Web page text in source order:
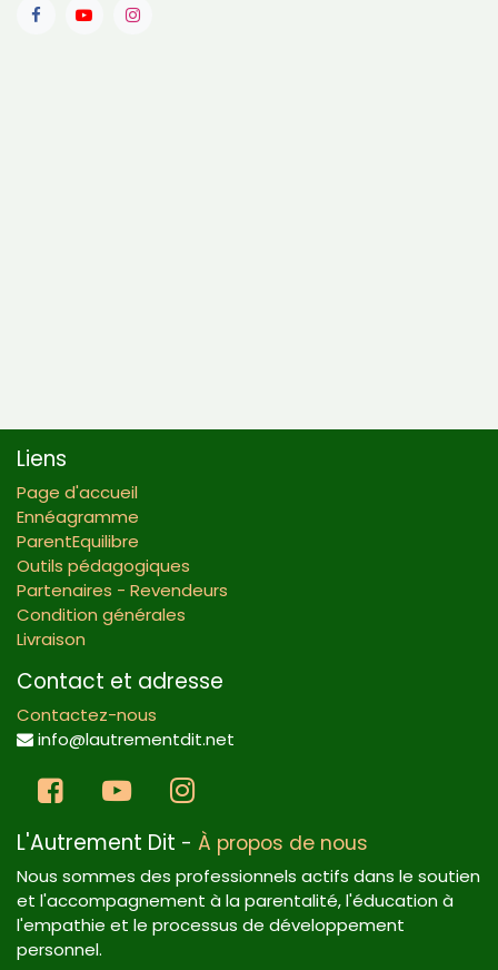
Liens
Page d'accueil
Ennéagramme
ParentEquilibre
Outils pédagogiques
Partenaires - Revendeurs
Condition générales
Livraison
Contact et adresse
Contactez-nous
info@lautrementdit.net
L'Autrement Dit - À propos de nous
Nous sommes des professionnels actifs dans le soutien
et l'accompagnement à la parentalité, l'éducation à
l'empathie et le processus de développement
personnel.